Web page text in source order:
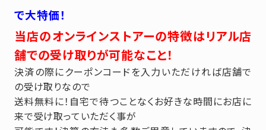
で大特価！
当店のオンラインストアーの特徴はリアル店
舗での受け取りが可能なこと！
決済の際にクーポンコードを入力いただければ店舗で
の受け取りなので
送料無料に！自宅で待つことなくお好きな時間にお店に
来で受け取っていただく事が